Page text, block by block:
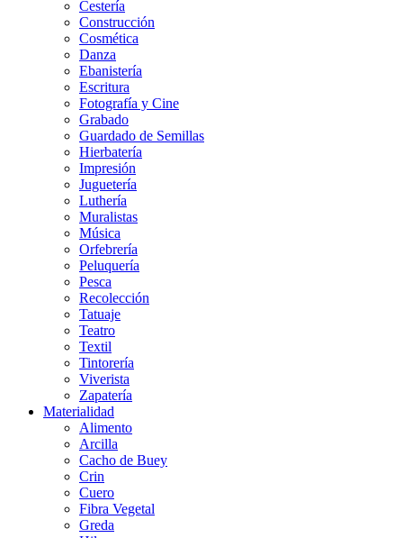
Cestería
Construcción
Cosmética
Danza
Ebanistería
Escritura
Fotografía y Cine
Grabado
Guardado de Semillas
Hierbatería
Impresión
Juguetería
Luthería
Muralistas
Música
Orfebrería
Peluquería
Pesca
Recolección
Tatuaje
Teatro
Textil
Tintorería
Viverista
Zapatería
Materialidad
Alimento
Arcilla
Cacho de Buey
Crin
Cuero
Fibra Vegetal
Greda